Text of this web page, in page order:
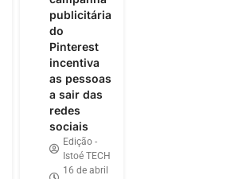
publicitária
do
Pinterest
incentiva
as pessoas
a sair das
redes
sociais
Edição -
Istoé TECH
16 de abril